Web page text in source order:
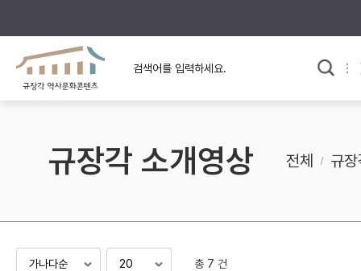
규장각의 어제와 오늘
규장각 소개영상
사료와 문학으로 본
고대
고려
조선 후기
규장각 소개영상 전체 규
총 7 건